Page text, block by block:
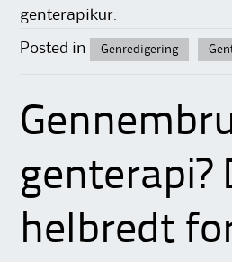
genterapikur.
Posted in Genredigering
genterapi?
helbredt